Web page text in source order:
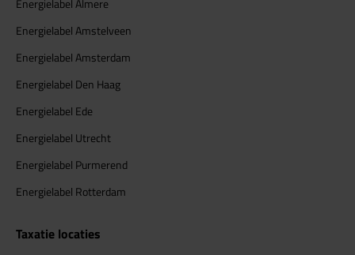
Energielabel Amstelveen
Energielabel Amsterdam
Energielabel Den Haag
Energielabel Ede
Energielabel Utrecht
Energielabel Purmerend
Energielabel Rotterdam
Taxatie locaties